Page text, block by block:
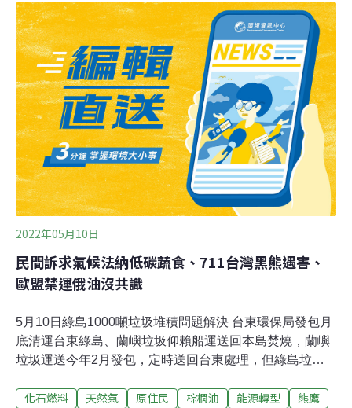
2024年開徵，民眾黨立委蔡壁如、張其祿等人今天指出，
專款專用的碳費，額度、用途、效益都有限，恐拖延台灣
整體減碳時程；碳稅才能達到「環保減碳、產業升級、社
會分配正義」三重效益，應儘速推出延宕近20年的碳稅版
本，並納入《氣候變遷因應法》。（聯合報報導）
2022年05月10日
民間訴求氣候法納低碳蔬食、711台灣黑熊遇害、
歐盟禁運俄油沒共識
5月10日綠島1000噸垃圾堆積問題解決 台東環保局發包月
底清運台東綠島、蘭嶼垃圾仰賴船運送回本島焚燒，蘭嶼
垃圾運送今年2月發包，定時送回台東處理，但綠島垃圾
息，本月3日成功發包，預估月底開始清運，今年可載回
化石燃料 天然氣 原住民 棕櫚油 能源轉型
熊鷹